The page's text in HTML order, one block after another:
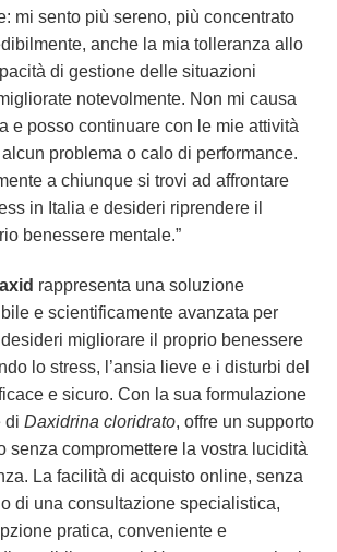
mi sento più sereno, più concentrato
anche la mia tolleranza allo
di gestione delle situazioni
notevolmente. Non mi causa
e posso continuare con le mie attività
problema o calo di performance.
a chiunque si trovi ad affrontare
in Italia e desideri riprendere il
benessere mentale.”
rappresenta una soluzione
e scientificamente avanzata per
migliorare il proprio benessere
lo stress, l’ansia lieve e i disturbi del
e sicuro. Con la sua formulazione
di Daxidrina cloridrato, offre un supporto
senza compromettere la vostra lucidità
La facilità di acquisto online, senza
di una consultazione specialistica,
pratica, conveniente e